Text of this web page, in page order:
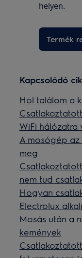
helyen.
Termék
Kapcsolódó
Hol találom a
WiFi hálózatra
A mosógép
meg
nem tud
Hogyan
Electrolux
Mosás után a
kemények